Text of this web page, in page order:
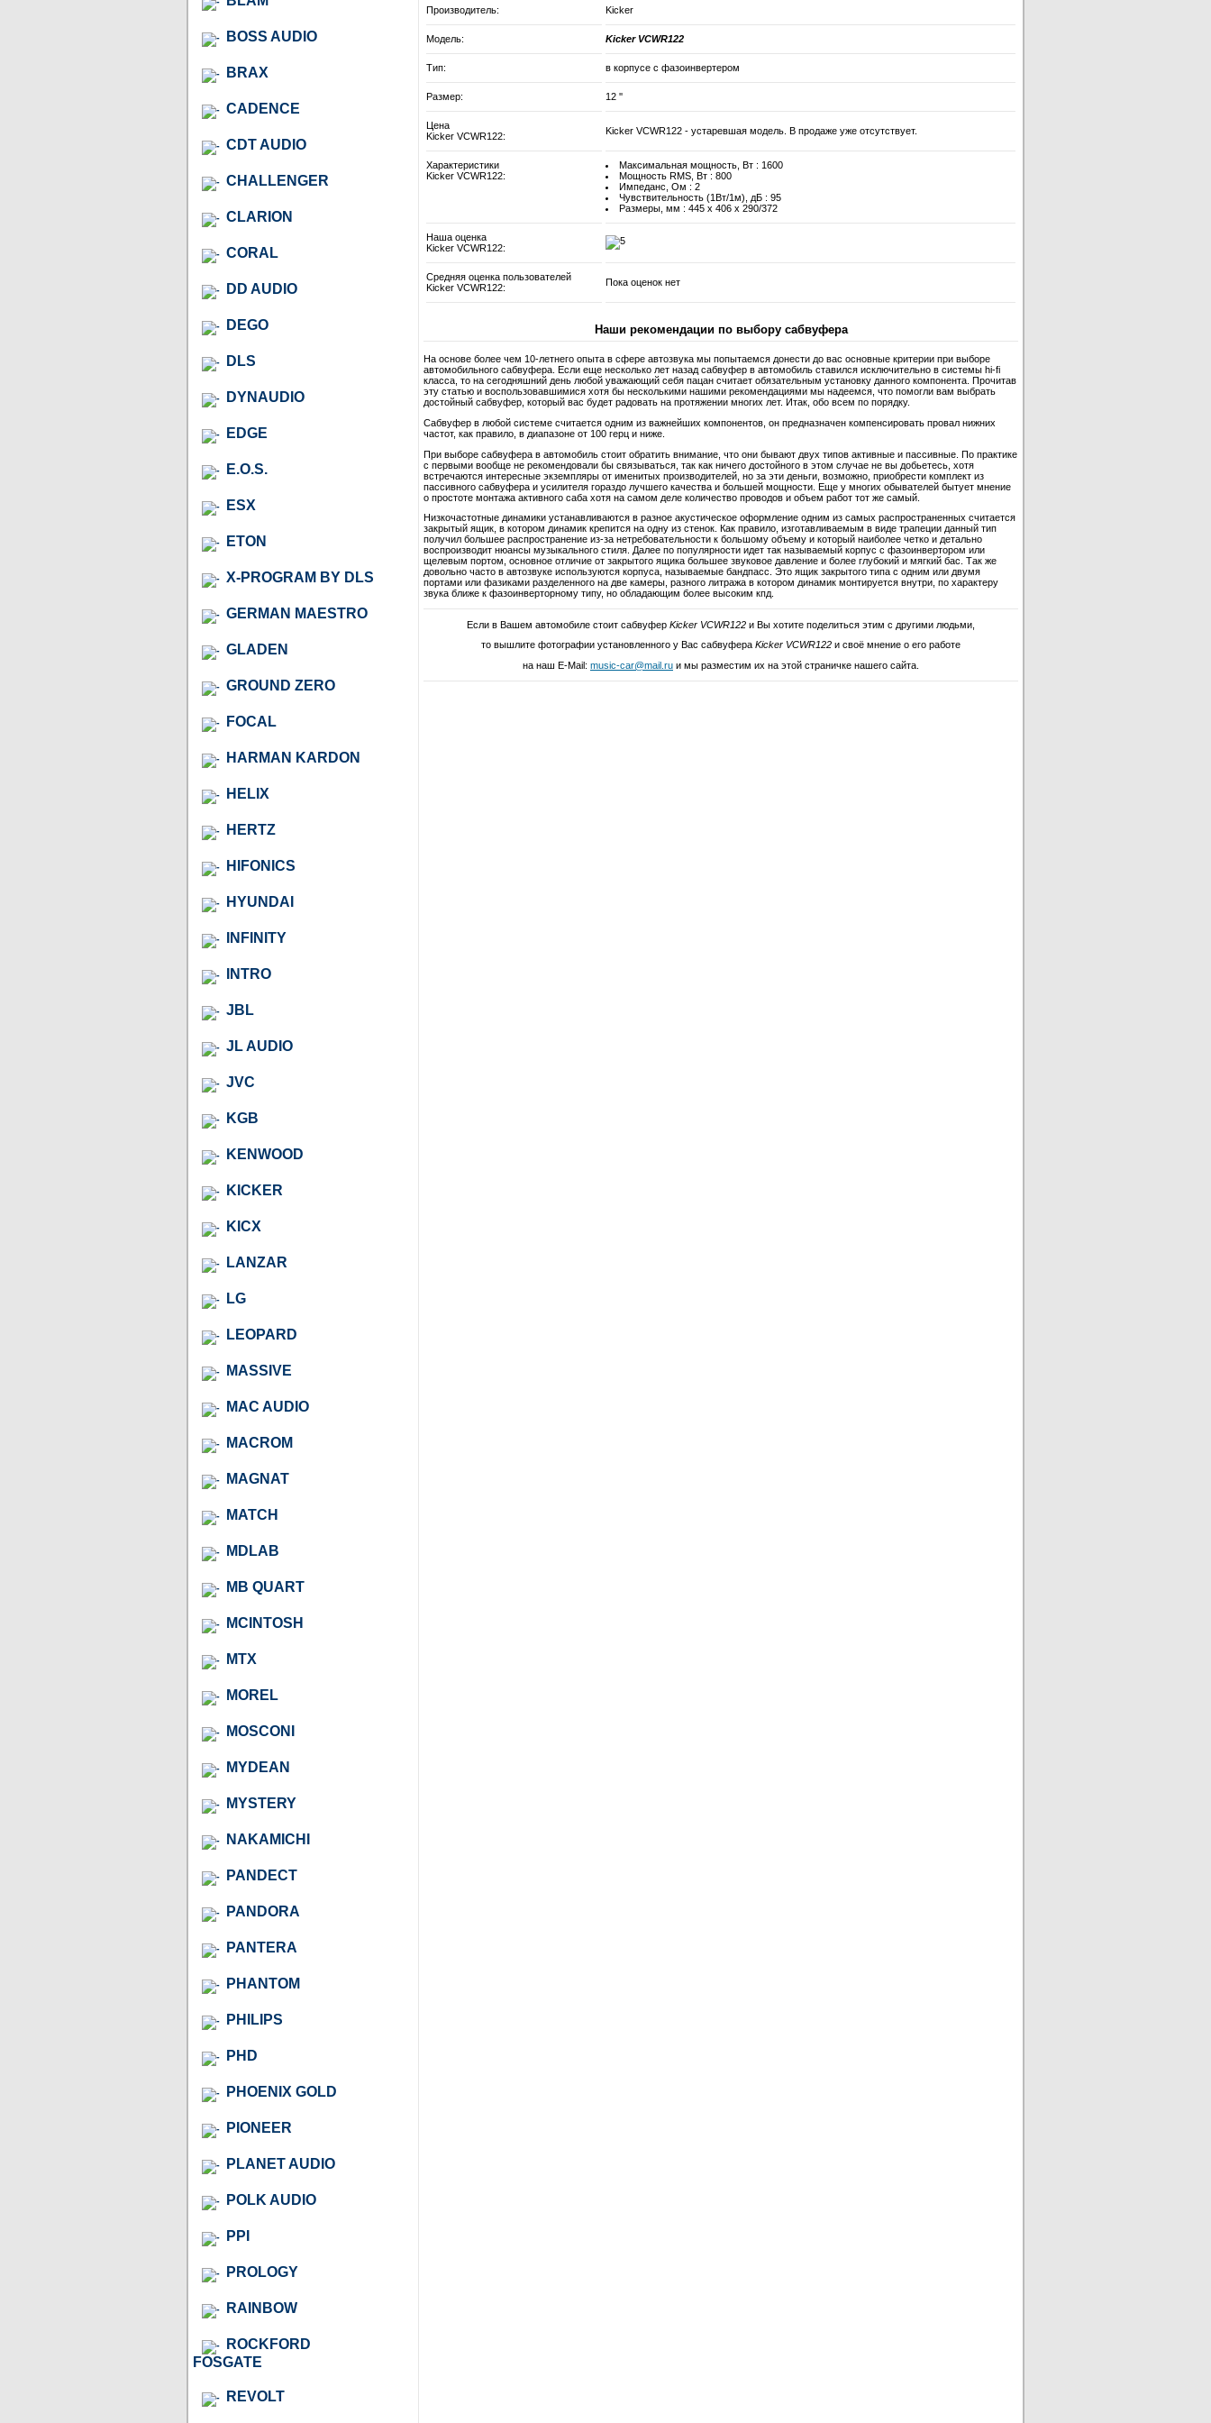
BOSS AUDIO
BRAX
CADENCE
CDT AUDIO
CHALLENGER
CLARION
CORAL
DD AUDIO
DEGO
DLS
DYNAUDIO
EDGE
E.O.S.
ESX
ETON
X-PROGRAM BY DLS
GERMAN MAESTRO
GLADEN
GROUND ZERO
FOCAL
HARMAN KARDON
HELIX
HERTZ
HIFONICS
HYUNDAI
INFINITY
INTRO
JBL
JL AUDIO
JVC
KGB
KENWOOD
KICKER
KICX
LANZAR
LG
LEOPARD
MASSIVE
MAC AUDIO
MACROM
MAGNAT
MATCH
MDLAB
MB QUART
MCINTOSH
MTX
MOREL
MOSCONI
MYDEAN
MYSTERY
NAKAMICHI
PANDECT
PANDORA
PANTERA
PHANTOM
PHILIPS
PHD
PHOENIX GOLD
PIONEER
PLANET AUDIO
POLK AUDIO
PPI
PROLOGY
RAINBOW
ROCKFORD
FOSGATE
REVOLT
Производитель: Kicker
Модель: Kicker VCWR122
Тип: в корпусе с фазоинвертером
Размер: 12 ''
Цена
Kicker VCWR122:
Kicker VCWR122 - устаревшая модель. В продаже уже отсутствует.
Характеристики
Kicker VCWR122:
Максимальная мощность, Вт : 1600
Мощность RMS, Вт : 800
Импеданс, Ом : 2
Чувствительность (1Вт/1м), дБ : 95
Размеры, мм : 445 x 406 x 290/372
Наша оценка
Kicker VCWR122:
Средняя оценка пользователей
Kicker VCWR122:
Пока оценок нет
Наши рекомендации по выбору сабвуфера
На основе более чем 10-летнего опыта в сфере автозвука мы попытаемся донести до вас основные критерии при выборе
автомобильного сабвуфера. Если еще несколько лет назад сабвуфер в автомобиль ставился исключительно в системы hi-fi
класса, то на сегодняшний день любой уважающий себя пацан считает обязательным установку данного компонента. Прочитав
эту статью и воспользовавшимися хотя бы несколькими нашими рекомендациями мы надеемся, что помогли вам выбрать
достойный сабвуфер, который вас будет радовать на протяжении многих лет. Итак, обо всем по порядку.
Сабвуфер в любой системе считается одним из важнейших компонентов, он предназначен компенсировать провал нижних
частот, как правило, в диапазоне от 100 герц и ниже.
При выборе сабвуфера в автомобиль стоит обратить внимание, что они бывают двух типов активные и пассивные. По практике
с первыми вообще не рекомендовали бы связываться, так как ничего достойного в этом случае не вы добьетесь, хотя
встречаются интересные экземпляры от именитых производителей, но за эти деньги, возможно, приобрести комплект из
пассивного сабвуфера и усилителя гораздо лучшего качества и большей мощности. Еще у многих обывателей бытует мнение
о простоте монтажа активного саба хотя на самом деле количество проводов и объем работ тот же самый.
Низкочастотные динамики устанавливаются в разное акустическое оформление одним из самых распространенных считается
закрытый ящик, в котором динамик крепится на одну из стенок. Как правило, изготавливаемым в виде трапеции данный тип
получил большее распространение из-за нетребовательности к большому объему и который наиболее четко и детально
воспроизводит нюансы музыкального стиля. Далее по популярности идет так называемый корпус с фазоинвертором или
щелевым портом, основное отличие от закрытого ящика большее звуковое давление и более глубокий и мягкий бас. Так же
довольно часто в автозвуке используются корпуса, называемые бандпасс. Это ящик закрытого типа с одним или двумя
портами или фазиками разделенного на две камеры, разного литража в котором динамик монтируется внутри, по характеру
звука ближе к фазоинверторному типу, но обладающим более высоким кпд.
Если в Вашем автомобиле стоит сабвуфер Kicker VCWR122 и Вы хотите поделиться этим с другими людьми,
то вышлите фотографии установленного у Вас сабвуфера Kicker VCWR122 и своё мнение о его работе
на наш E-Mail: music-car@mail.ru и мы разместим их на этой страничке нашего сайта.